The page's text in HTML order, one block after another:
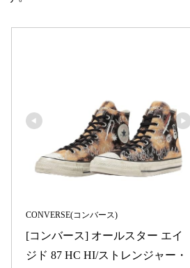
CONVERSE(コンバース)
[コンバース] オールスター エイ
ジド 87 HC HI/ストレンジャー・